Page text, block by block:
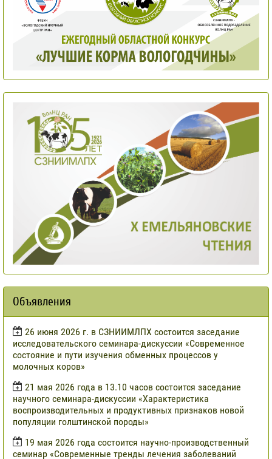
Объявления
​26 июня 2026 г. в СЗНИИМЛПХ состоится заседание
исследовательского семинара-дискуссии «Современное
состояние и пути изучения обменных процессов у
молочных коров»
21 мая 2026 года в 13.10 часов состоится заседание
научного семинара-дискуссии «Характеристика
воспроизводительных и продуктивных признаков новой
популяции голштинской породы»
19 мая 2026 года состоится научно-производственный
семинар «Современные тренды лечения заболеваний